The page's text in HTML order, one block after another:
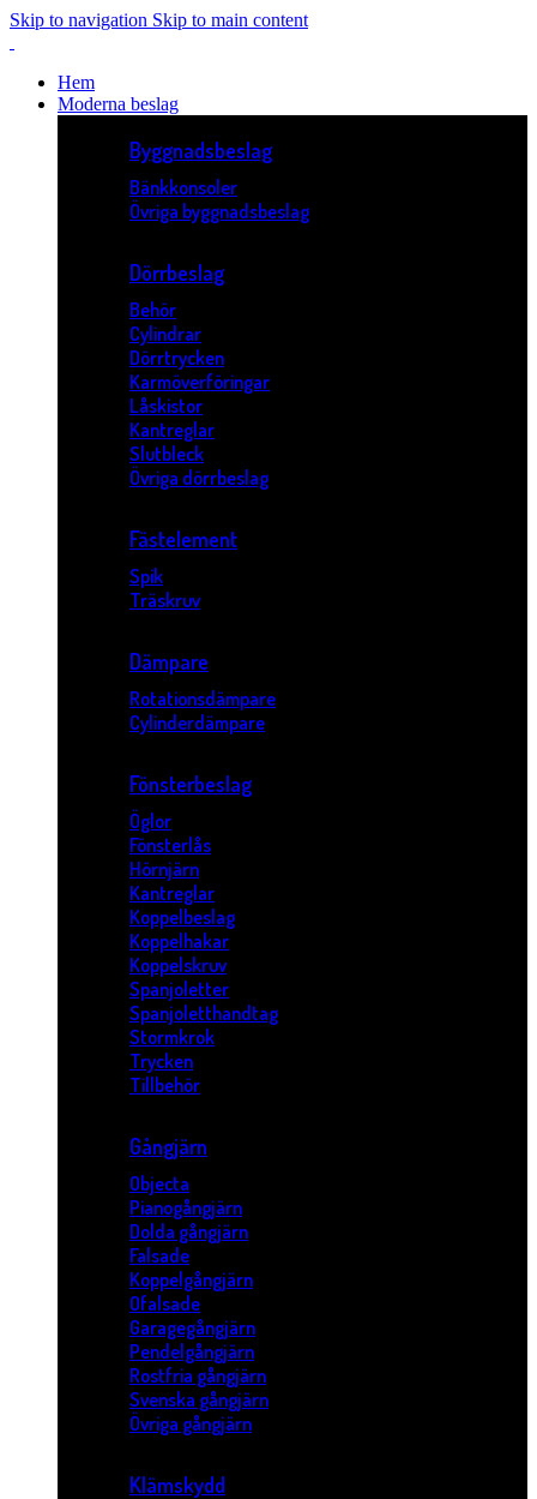
Skip to navigation Skip to main content
Hem
Moderna beslag
Byggnadsbeslag
Bänkkonsoler
Övriga byggnadsbeslag
Dörrbeslag
Behör
Cylindrar
Dörrtrycken
Karmöverföringar
Låskistor
Kantreglar
Slutbleck
Övriga dörrbeslag
Fästelement
Spik
Träskruv
Dämpare
Rotationsdämpare
Cylinderdämpare
Fönsterbeslag
Öglor
Fönsterlås
Hörnjärn
Kantreglar
Koppelbeslag
Koppelhakar
Koppelskruv
Spanjoletter
Spanjoletthandtag
Stormkrok
Trycken
Tillbehör
Gångjärn
Objecta
Pianogångjärn
Dolda gångjärn
Falsade
Koppelgångjärn
Ofalsade
Garagegångjärn
Pendelgångjärn
Rostfria gångjärn
Svenska gångjärn
Övriga gångjärn
Klämskydd